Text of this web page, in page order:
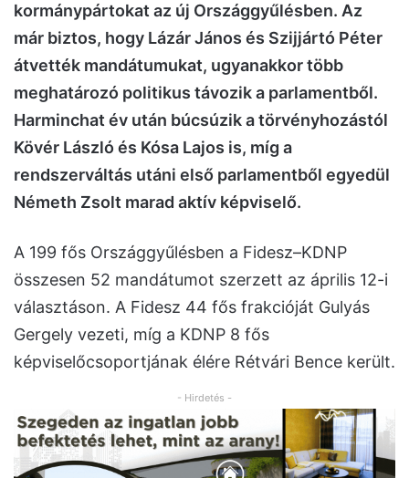
kormánypártokat az új Országgyűlésben. Az
már biztos, hogy Lázár János és Szijjártó Péter
átvették mandátumukat, ugyanakkor több
meghatározó politikus távozik a parlamentből.
Harminchat év után búcsúzik a törvényhozástól
Kövér László és Kósa Lajos is, míg a
rendszerváltás utáni első parlamentből egyedül
Németh Zsolt marad aktív képviselő.
A 199 fős Országgyűlésben a Fidesz–KDNP
összesen 52 mandátumot szerzett az április 12-i
választáson. A Fidesz 44 fős frakcióját Gulyás
Gergely vezeti, míg a KDNP 8 fős
képviselőcsoportjának élére Rétvári Bence került.
- Hirdetés -